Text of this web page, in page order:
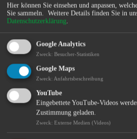
Bürgerservice
Hier können Sie einsehen und anpassen,
Sie sammeln. Weitere Details finden Sie in
Datenschutzerklärung.
Google Analytics
Zweck: Besucher-Statistiken
Google Maps
Zweck: Anfahrtsbeschreibung
YouTube
Eingebettete YouTube-Videos
Zustimmung geladen.
Zweck: Externe Medien (Videos)